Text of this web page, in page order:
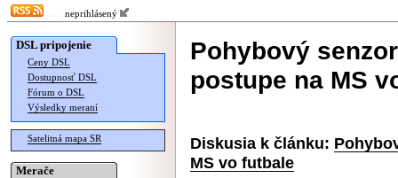
neprihlásený
DSL pripojenie
Ceny DSL
Dostupnosť DSL
Fórum o DSL
Výsledky meraní
Satelitná mapa SR
Merače
Pohybový
postupe na MS
Diskusia k článku:
MS vo futbale